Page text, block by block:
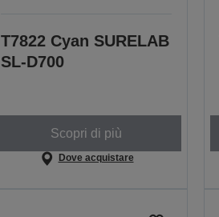
T7822 Cyan SURELAB
SL-D700
Scopri di più
Dove acquistare